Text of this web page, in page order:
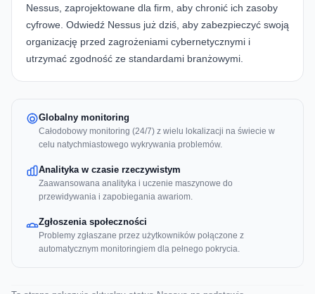
Nessus, zaprojektowane dla firm, aby chronić ich zasoby
cyfrowe. Odwiedź Nessus już dziś, aby zabezpieczyć swoją
organizację przed zagrożeniami cybernetycznymi i
utrzymać zgodność ze standardami branżowymi.
Globalny monitoring
Całodobowy monitoring (24/7) z wielu lokalizacji na świecie w
celu natychmiastowego wykrywania problemów.
Analityka w czasie rzeczywistym
Zaawansowana analityka i uczenie maszynowe do
przewidywania i zapobiegania awariom.
Zgłoszenia społeczności
Problemy zgłaszane przez użytkowników połączone z
automatycznym monitoringiem dla pełnego pokrycia.